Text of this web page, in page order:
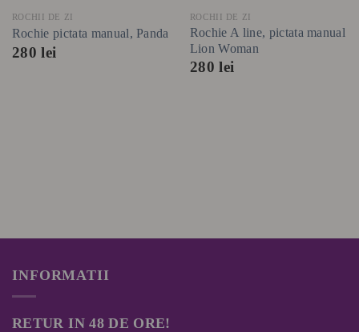
ROCHII DE ZI
Rochie pictata manual, Panda
280lei
ROCHII DE ZI
Rochie A line, pictata manual
Lion Woman
280lei
INFORMATII
RETUR IN 48 DE ORE!